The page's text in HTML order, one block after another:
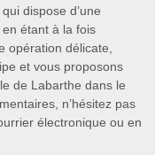
dispose d’une
étant à la fois
opération délicate,
et vous proposons
de Labarthe dans le
n’hésitez pas
électronique ou en